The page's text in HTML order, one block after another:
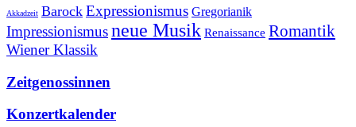
Akkadzeit Barock Expressionismus Gregorianik
Impressionismusneue Musik Renaissance Romantik
Wiener Klassik
Zeitgenossinnen
Konzertkalender